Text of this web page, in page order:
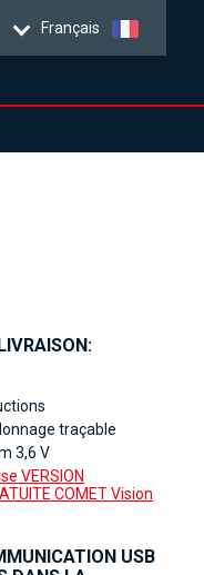
Français
traçable
3,6 V
VERSION
COMET Vision
USB